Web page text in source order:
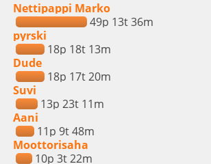
Nettipappi Marko
49p 13t 36m
pyrski
18p 18t 13m
Dude
18p 17t 20m
Suvi
13p 23t 11m
Aani
11p 9t 48m
Moottorisaha
10p 3t 22m